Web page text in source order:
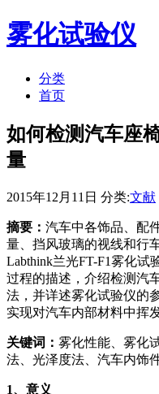
雾化试验仪
分类
首页
如何检测汽车座
量
2015年12月11日 分类:文献
摘要： 汽车中各饰品、配
量、挡风玻璃的视线和行
Labthink兰光FT-F1雾化试
过程的描述，介绍检测汽
法，并详述雾化试验仪的
实现对汽车内部材料中挥
关键词： 雾化性能、雾化
法、光泽度法、汽车内饰
1、意义